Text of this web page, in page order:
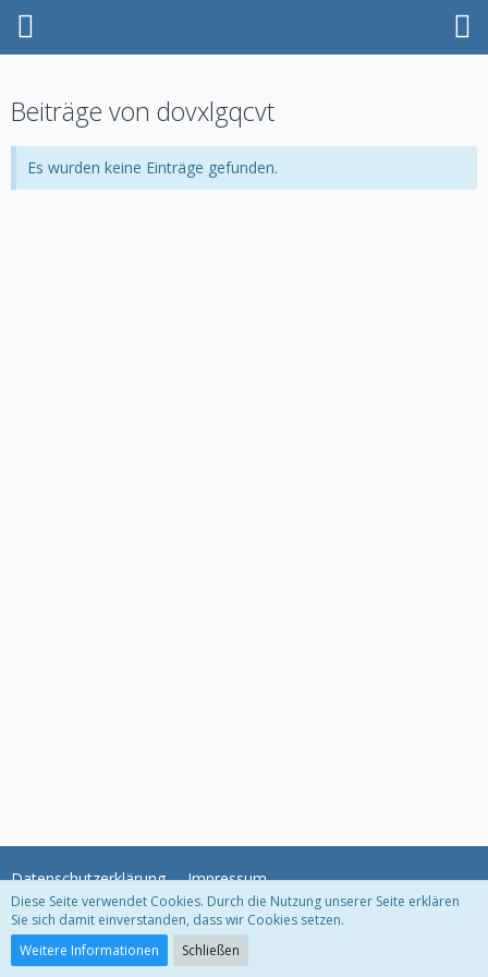
Beiträge von dovxlgqcvt
Es wurden keine Einträge gefunden.
Datenschutzerklärung Impressum
Community-Software:
Diese Seite verwendet Cookies. Durch die Nutzung unserer Seite erklären
Sie sich damit einverstanden, dass wir Cookies setzen.
Weitere Informationen
Schließen